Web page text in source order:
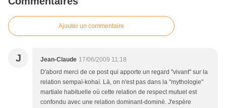
Ajouter un commentaire
J Jean-Claude 17/06/2009 11:18
D'abord merci de ce post qui apporte un regard "vivant" sur la
relation sempaï-kohaï. Là, on n'est pas dans la "mythologie"
martiale habituelle où cette relation de respect mutuel est
confondu avec une relation dominant-dominé. J'espère